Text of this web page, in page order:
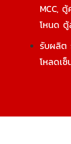
MCC,
โหนด ตู้
รับผลิต
โหลดเซ็